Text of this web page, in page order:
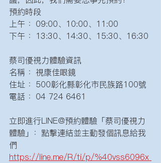
預約時段
上午 ：09:00、10:00、11:00
下午 ：13:30、14:30、15:30、16:30
蔡司優視力體驗資訊
名稱 ：視康佳眼鏡
住址 ：500彰化縣彰化市民族路100號
電話 ：04 724 6461
立即進行LINE@預約體驗「蔡司優視力
體驗」：點擊連結並主動發個訊息給我
們
https://line.me/R/ti/p/%40vss6096x